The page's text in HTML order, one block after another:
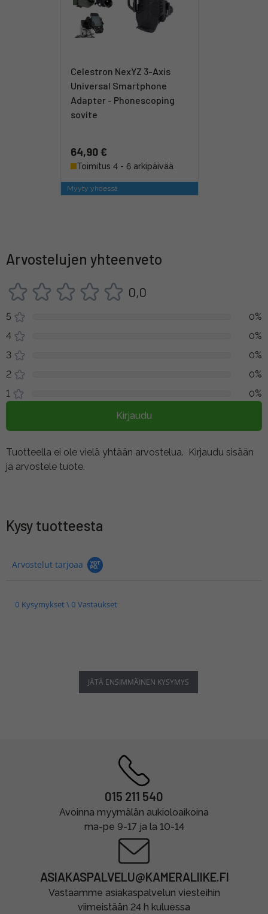
Celestron NexYZ 3-Axis
Universal Smartphone
Adapter - Phonescoping
sovite
64,90 €
Toimitus 4 - 6 arkipäivää
Myyty yhdessä
Arvostelujen yhteenveto
0,0
5
0%
4
0%
3
0%
2
0%
1
0%
Kirjaudu
Tuotteella ei ole vielä yhtään arvostelua. Kirjaudu sisään
ja arvostele tuote.
Kysy tuotteesta
Arvostelut tarjoaa
0 Kysymykset \ 0 Vastaukset
JÄTÄ ENSIMMÄINEN KYSYMYS
015 211 540
Avoinna myymälän aukioloaikoina
ma-pe 9-17 ja la 10-14
ASIAKASPALVELU@KAMERALIIKE.FI
Vastaamme asiakaspalvelun viesteihin
viimeistään 24 h kuluessa